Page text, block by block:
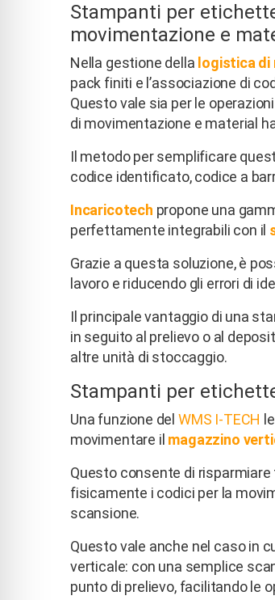
Stampanti per
movimentazione e
Nella gestione della logistica di
pack finiti e l’associazione di
Questo vale sia per le
di movimentazione e material
Il metodo per semplificare
codice identificato, codice a
Incaricotech propone una
perfettamente integrabili con il
Grazie a questa soluzione, è
lavoro e riducendo gli errori di
Il principale vantaggio di una
in seguito al prelievo o al
altre unità di stoccaggio.
Stampanti per
Una funzione del WMS I-TECH
movimentare il magazzino
Questo consente di
fisicamente i codici per la
scansione.
Questo vale anche nel caso in
verticale: con una semplice
punto di prelievo, facilitando le